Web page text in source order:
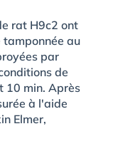
rat H9c2 ont
tamponnée au
par
de
10 min. Après
à l'aide
Elmer,